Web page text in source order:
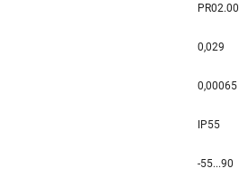
0,029
0,00065
IP55
-55...90